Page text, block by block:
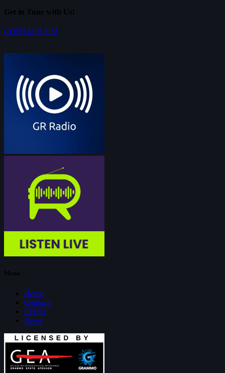
Get in Tune with Us!
CONTACT US!
Menu
Home
Contacts
Events
News